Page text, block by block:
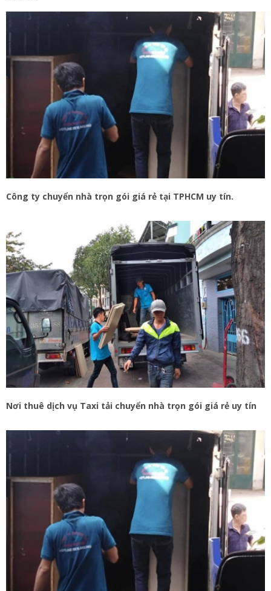
Công ty chuyển nhà trọn gói giá rẻ tại TPHCM uy tín.
Nơi thuê dịch vụ Taxi tải chuyển nhà trọn gói giá rẻ uy tín